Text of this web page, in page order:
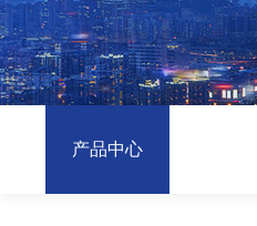
产品中心